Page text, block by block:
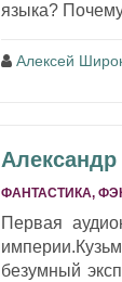
языка?
Алексей
ФАНТАСТИКА,
Первая
безумный